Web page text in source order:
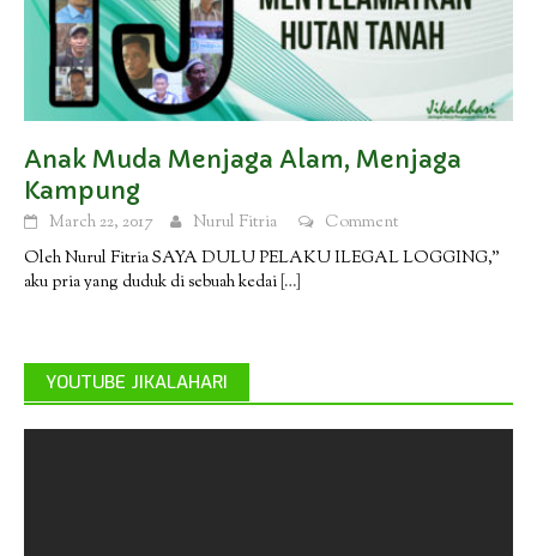
Anak Muda Menjaga Alam, Menjaga
Kampung
March 22, 2017 Nurul Fitria
Comment
Oleh Nurul Fitria SAYA DULU PELAKU ILEGAL LOGGING,”
aku pria yang duduk di sebuah kedai […]
YOUTUBE JIKALAHARI